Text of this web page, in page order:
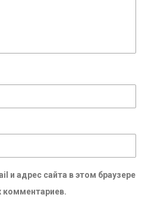
и адрес сайта в этом браузере